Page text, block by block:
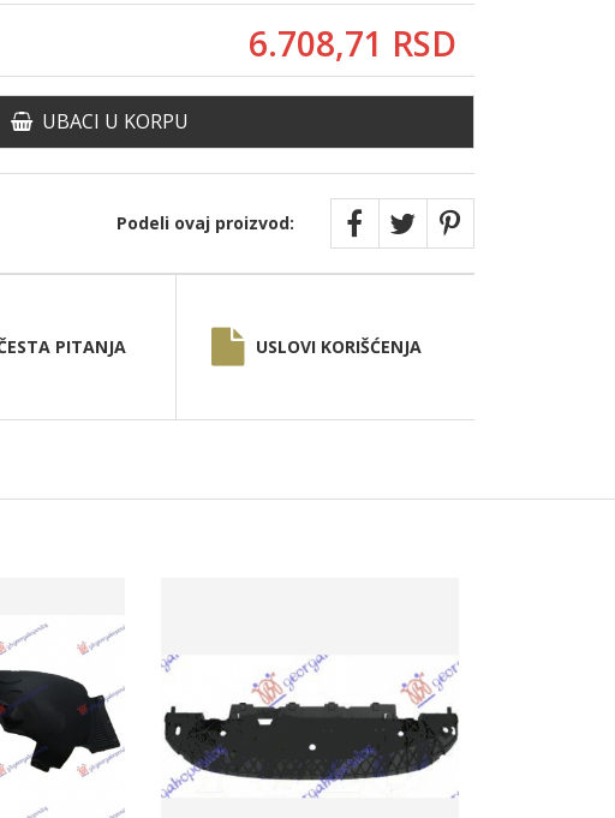
6.708,71 RSD
UBACI U KORPU
Podeli ovaj proizvod:
PITANJA USLOVI KORIŠĆENJA